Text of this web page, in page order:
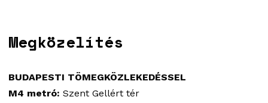
Megközelítés
BUDAPESTI TÖMEGKÖZLEKEDÉSSEL
M4 metró: Szent Gellért tér